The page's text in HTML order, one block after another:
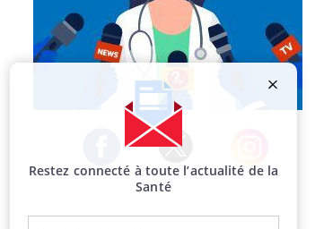
Facebook Twitter Instagram
Restez connecté à toute l’actualité de la
Santé